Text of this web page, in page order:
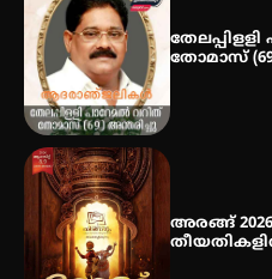
തോമാസ്
അരങ്ങ്